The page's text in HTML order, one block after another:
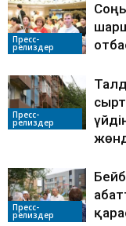
Пресс-
релиздер
Пресс-
релиздер
Пресс-
релиздер